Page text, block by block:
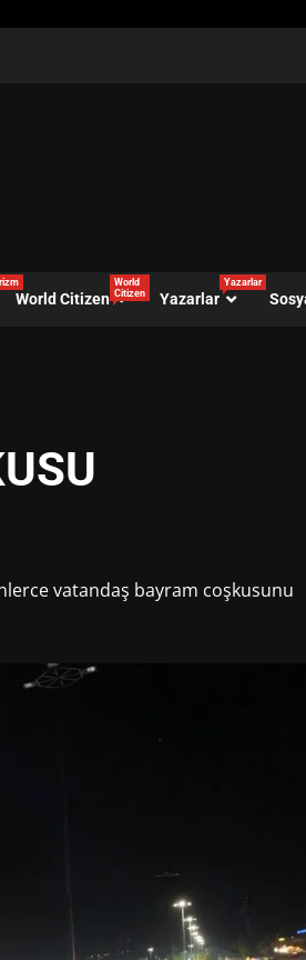
World Citizen
World
Citizen
Yazarlar
Yazarlar
vatandaş bayram coşkusunu